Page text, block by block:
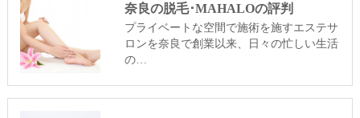
奈良の脱毛･MAHALOの評判
プライベートな空間で施術を施すエステサ
ロンを奈良で創業以来、日々の忙しい生活
の…